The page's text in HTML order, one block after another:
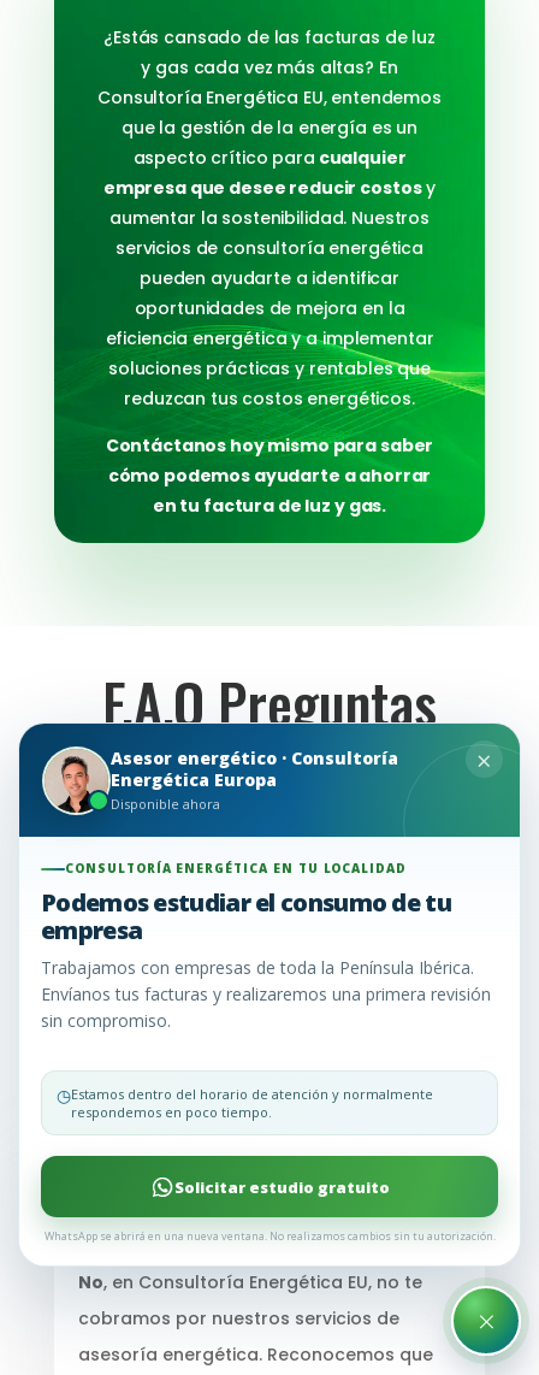
¿Estás cansado de las facturas de luz
y gas cada vez más altas? En
Consultoría Energética EU, entendemos
que la gestión de la energía es un
aspecto crítico para cualquier
empresa que desee reducir costosy
aumentar la sostenibilidad. Nuestros
servicios de consultoría energética
pueden ayudarte a identificar
oportunidades de mejora en la
eficiencia energética y a implementar
soluciones prácticas y rentables que
reduzcan tus costos energéticos.
Contáctanos hoy mismo para saber
cómo podemos ayudarte a ahorrar
en tu factura de luz y gas.
F.A.Q Preguntas
Frecuentes
información que necesitas, hemos recopilado las
preguntas más comunes que nuestros clientes
nos hacen. Aquí encontrarás respuestas claras y
concisas para ayudarte a tomar decisiones
informadas sobre la gestión de tu energía.
explicamos todo o envíanos un WhatsApp
¿Implican costos los estudios que
realizamos?
No, en Consultoría Energética EU, no te
cobramos por nuestros servicios de
asesoría energética. Reconocemos que
Asesor energético · Consultoría
Energética Europa
Disponible ahora
×
CONSULTORÍA ENERGÉTICA EN TU LOCALIDAD
Podemos estudiar el consumo de tu
empresa
Trabajamos con empresas de toda la Península Ibérica.
Envíanos tus facturas y realizaremos una primera revisión
sin compromiso.
◷Estamos dentro del horario de atención y normalmente
respondemos en poco tiempo.
Solicitar estudio gratuito
WhatsApp se abrirá en una nueva ventana. No realizamos cambios sin tu autorización.
×